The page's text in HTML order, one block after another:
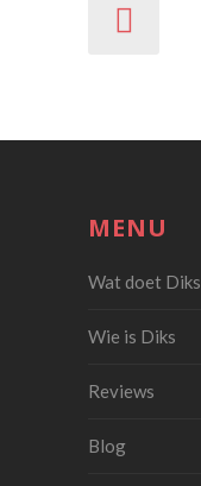
MENU
Wat doet Diks
Wie is Diks
Reviews
Blog